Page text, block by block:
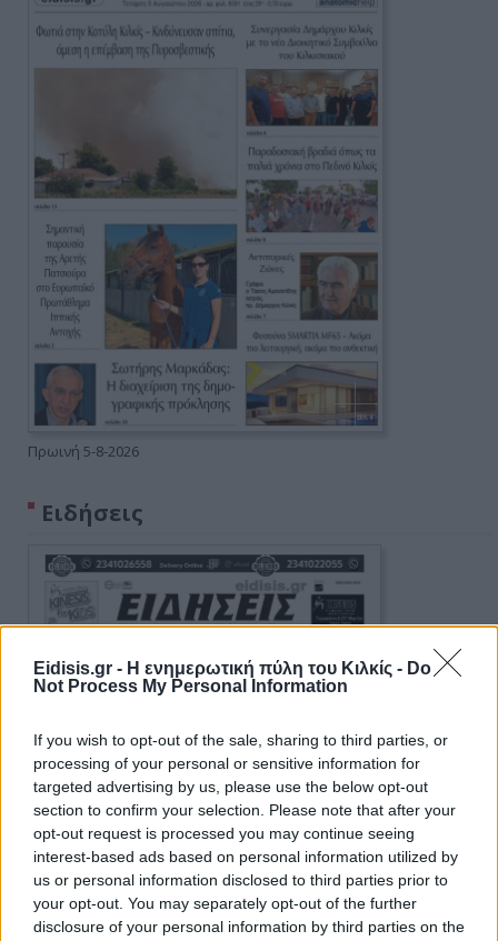
Eidisis.gr - Η ενημερωτική πύλη του Κιλκίς - Do
Not Process My Personal Information
If you wish to opt-out of the sale, sharing to third parties, or
processing of your personal or sensitive information for
targeted advertising by us, please use the below opt-out
section to confirm your selection. Please note that after your
opt-out request is processed you may continue seeing
interest-based ads based on personal information utilized by
us or personal information disclosed to third parties prior to
your opt-out. You may separately opt-out of the further
disclosure of your personal information by third parties on the
Πρωινή 5-8-2026
Ειδήσεις